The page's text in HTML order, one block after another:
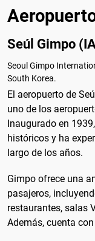
Seúl Gimpo
Seoul Gimpo
South Korea.
El aeropuerto de
uno de los
Inaugurado en
históricos y ha
largo de los años.
Gimpo ofrece una
pasajeros,
restaurantes, salas
Además, cuenta